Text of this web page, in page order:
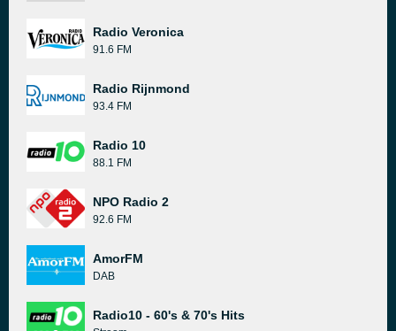
Radio Veronica
91.6 FM
Radio Rijnmond
93.4 FM
Radio 10
88.1 FM
NPO Radio 2
92.6 FM
AmorFM
DAB
Radio10 - 60's & 70's Hits